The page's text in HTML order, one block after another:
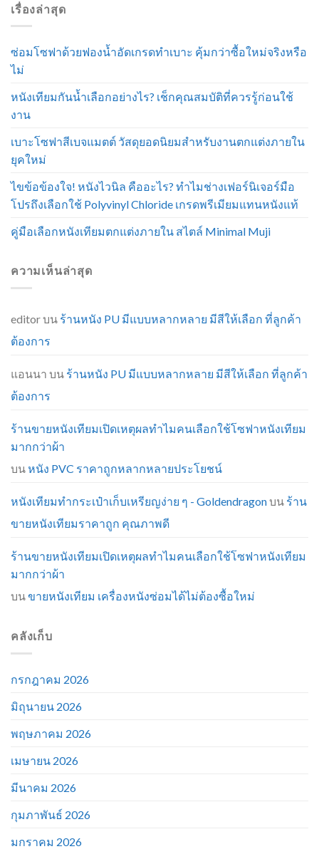
เรื่องล่าสุด
ซ่อมโซฟาด้วยฟองน้ำอัดเกรดทำเบาะ คุ้มกว่าซื้อใหม่จริงหรือ
ไม่
หนังเทียมกันน้ำเลือกอย่างไร? เช็กคุณสมบัติที่ควรรู้ก่อนใช้
งาน
เบาะโซฟาสีเบจแมตต์ วัสดุยอดนิยมสำหรับงานตกแต่งภายใน
ยุคใหม่
ไขข้อข้องใจ! หนังไวนิล คืออะไร? ทำไมช่างเฟอร์นิเจอร์มือ
โปรถึงเลือกใช้ Polyvinyl Chloride เกรดพรีเมียมแทนหนังแท้
คู่มือเลือกหนังเทียมตกแต่งภายใน สไตล์ Minimal Muji
ความเห็นล่าสุด
editorบน ร้านหนัง PU มีแบบหลากหลาย มีสีให้เลือก ที่ลูกค้า
ต้องการ
แอนนา บน ร้านหนัง PU มีแบบหลากหลาย มีสีให้เลือก ที่ลูกค้า
ต้องการ
ร้านขายหนังเทียมเปิดเหตุผลทำไมคนเลือกใช้โซฟาหนังเทียม
มากกว่าผ้า
บนหนัง PVC ราคาถูกหลากหลายประโยชน์
หนังเทียมทำกระเป๋าเก็บเหรียญง่าย ๆ - Goldendragonบน ร้าน
ขายหนังเทียมราคาถูก คุณภาพดี
ร้านขายหนังเทียมเปิดเหตุผลทำไมคนเลือกใช้โซฟาหนังเทียม
มากกว่าผ้า
บนขายหนังเทียม เครื่องหนังซ่อมได้ไม่ต้องซื้อใหม่
คลังเก็บ
กรกฎาคม 2026
มิถุนายน 2026
พฤษภาคม 2026
เมษายน 2026
มีนาคม 2026
กุมภาพันธ์ 2026
มกราคม 2026